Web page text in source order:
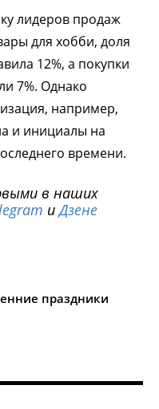
лидеров продаж
для хобби, доля
12%, а покупки
7%. Однако
например,
и инициалы на
времени.
в наших
иДзене
праздники